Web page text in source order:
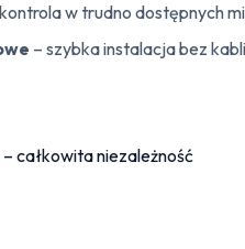
w trudno dostępnych
– szybka instalacja bez kabli